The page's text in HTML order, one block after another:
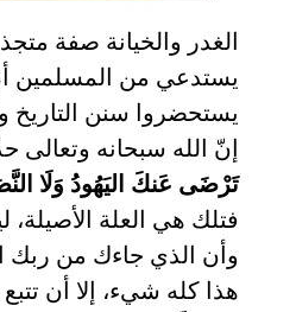
الغدر والخيانة صفة
يستدعي من المسلمين
يستحضروا سنن التاريخ
إنّ الله سبحانه وتعالى
تَرْضَى عَنكَ اليَهُودُ وَلَا
فتلك هي العلة
وأن الذي جاءك من ربك
هذا كله شيء، إلا أن